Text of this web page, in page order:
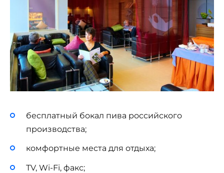
бесплатный бокал пива российского
производства;
комфортные места для отдыха;
TV, Wi-Fi, факс;